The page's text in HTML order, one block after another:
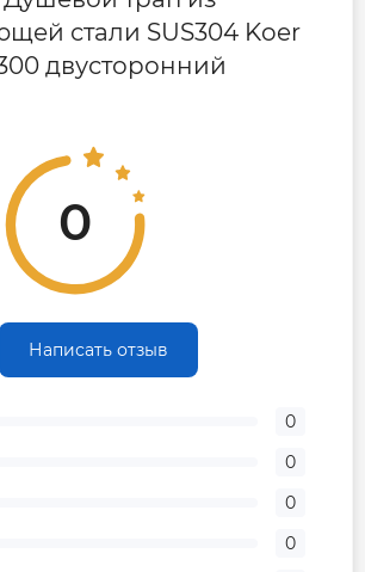
стали SUS304 Koer
двусторонний
0
Написать отзыв
0
0
0
0